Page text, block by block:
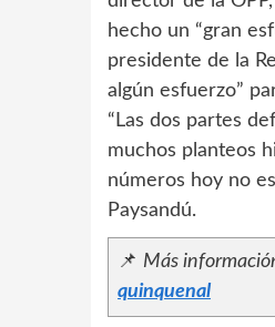
hecho un “gran
presidente de la
algún esfuerzo”
“Las dos partes
muchos planteos
números hoy no
Paysandú.
📌 Más
quinquenal